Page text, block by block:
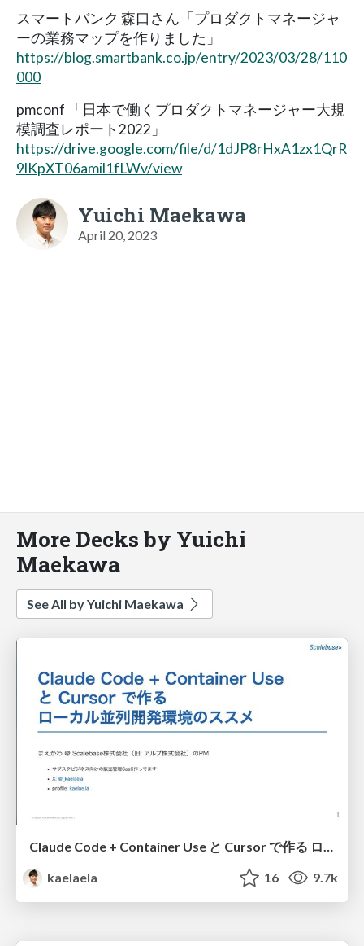
スマートバンク 森口さん「プロダクトマネージャ
ーの業務マップを作りました」
https://blog.smartbank.co.jp/entry/2023/03/28/110
000
pmconf 「日本で働くプロダクトマネージャー大規
模調査レポート2022」
https://drive.google.com/file/d/1dJP8rHxA1zx1QrR
9lKpXT06amil1fLWv/view
Yuichi Maekawa
April 20, 2023
More Decks by Yuichi
Maekawa
See All by Yuichi Maekawa
Claude Code + Container Use と Cursor で作る ローカル並列開発環境のススメ / ccc local dev
kaelaela
16 9.7k